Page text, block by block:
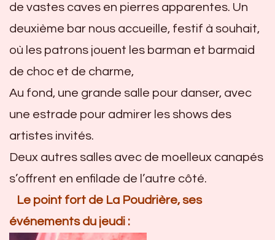
de vastes caves en pierres apparentes. Un
deuxième bar nous accueille, festif à souhait,
où les patrons jouent les barman et barmaid
de choc et de charme,
Au fond, une grande salle pour danser, avec
une estrade pour admirer les shows des
artistes invités.
Deux autres salles avec de moelleux canapés
s’offrent en enfilade de l’autre côté.
Le point fort de La Poudrière, ses
événements du jeudi :